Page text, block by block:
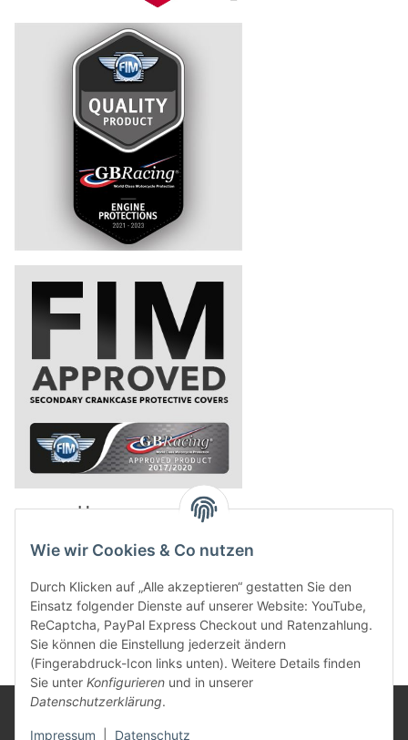
Wie wir Cookies & Co nutzen
Durch Klicken auf „Alle akzeptieren“ gestatten Sie den
Einsatz folgender Dienste auf unserer Website: YouTube,
ReCaptcha, PayPal Express Checkout und Ratenzahlung.
Sie können die Einstellung jederzeit ändern
(Fingerabdruck-Icon links unten). Weitere Details finden
Sie unter Konfigurieren und in unserer
Datenschutzerklärung.
Impressum Datenschutz
powered by
Rechtliches